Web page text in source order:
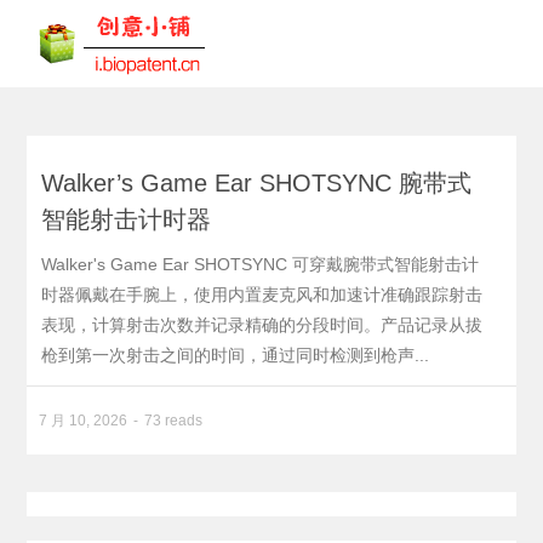
Walker’s Game Ear SHOTSYNC 腕带式
智能射击计时器
Walker's Game Ear SHOTSYNC 可穿戴腕带式智能射击计
时器佩戴在手腕上，使用内置麦克风和加速计准确跟踪射击
表现，计算射击次数并记录精确的分段时间。产品记录从拔
枪到第一次射击之间的时间，通过同时检测到枪声...
7 月 10, 2026 73 reads